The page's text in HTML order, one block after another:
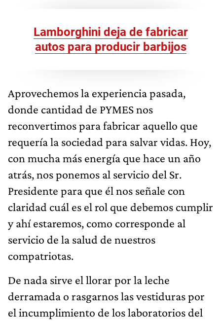
Lamborghini deja de fabricar
autos para producir barbijos
Aprovechemos la experiencia pasada,
donde cantidad de PYMES nos
reconvertimos para fabricar aquello que
requería la sociedad para salvar vidas. Hoy,
con mucha más energía que hace un año
atrás, nos ponemos al servicio del Sr.
Presidente para que él nos señale con
claridad cuál es el rol que debemos cumplir
y ahí estaremos, como corresponde al
servicio de la salud de nuestros
compatriotas.
De nada sirve el llorar por la leche
derramada o rasgarnos las vestiduras por
el incumplimiento de los laboratorios del